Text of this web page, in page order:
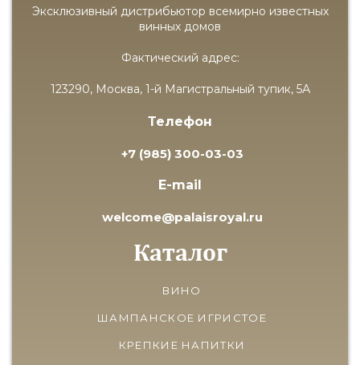
Эксклюзивный дистрибьютор всемирно известных
винных домов
Фактический адрес:
123290, Москва, 1-й Магистральный тупик, 5А
Телефон
+7 (985) 300-03-03
E-mail
welcome@palaisroyal.ru
Каталог
ВИНО
ШАМПАНСКОЕ ИГРИСТОЕ
КРЕПКИЕ НАПИТКИ